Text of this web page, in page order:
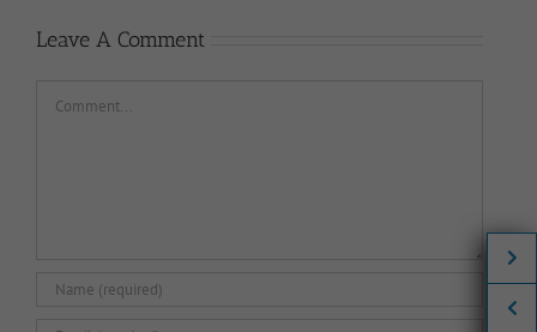
Leave A Comment